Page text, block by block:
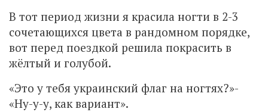
В тот период жизни я красила ногти в 2-3
сочетающихся цвета в рандомном порядке,
вот перед поездкой решила покрасить в
жёлтый и голубой.
«Это у тебя украинский флаг на ногтях?»-
«Ну-у-у, как вариант».